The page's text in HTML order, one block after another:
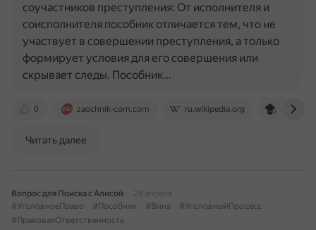
0 zaochnik-com.com ru.wikipedia.org
соучастников преступления: От исполнителя и
соисполнителя пособник отличается тем, что не
участвует в совершении преступления, а только
формирует условия для его совершения или
скрывает следы. Пособник…
Читать далее
Вопрос для Поиска с Алисой
28 апреля
#УголовноеПраво
#Пособник #Вина
#УголовныйПроцесс
#ПравоваяОтветственность